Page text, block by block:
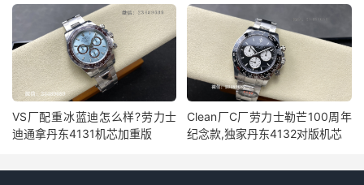
VS厂配重冰蓝迪怎么样?劳力士
迪通拿丹东4131机芯加重版
Clean厂C厂劳力士勒芒100周年
纪念款,独家丹东4132对版机芯